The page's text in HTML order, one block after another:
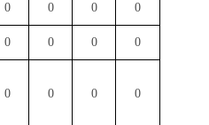
0 0 0 0
0 0 0 0
0 0 0 0